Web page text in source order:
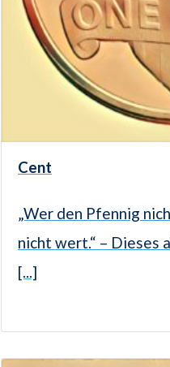
Cent
„Wer den Pfennig
nicht wert.“ – Dieses
[...]